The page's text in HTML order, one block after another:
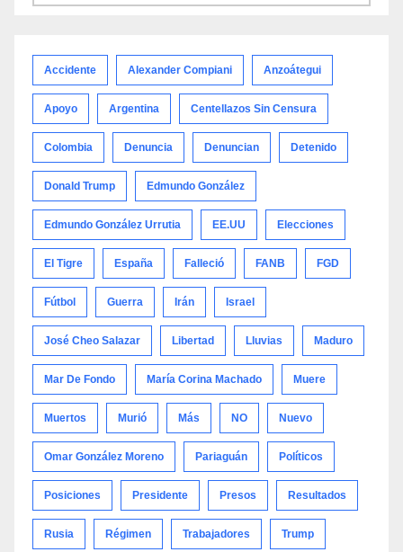
Accidente Alexander Compiani Anzoátegui
Apoyo Argentina Centellazos Sin Censura
Colombia Denuncia Denuncian Detenido
Donald Trump Edmundo González
Edmundo González Urrutia EE.UU Elecciones
El Tigre España Falleció FANB FGD
Fútbol Guerra Irán Israel
José Cheo Salazar Libertad Lluvias Maduro
Mar De Fondo María Corina Machado Muere
Muertos Murió Más NO Nuevo
Omar González Moreno Pariaguán Políticos
Posiciones Presidente Presos Resultados
Rusia Régimen Trabajadores Trump